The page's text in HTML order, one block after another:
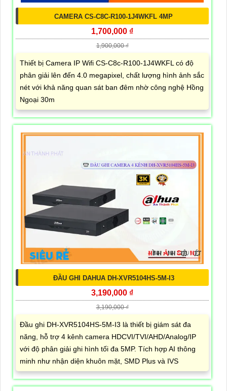
CAMERA CS-C8C-R100-1J4WKFL 4MP
1,700,000 ₫
1,900,000 ₫
Thiết bị Camera IP Wifi CS-C8c-R100-1J4WKFL có độ
phân giải lên đến 4.0 megapixel, chất lượng hình ảnh sắc
nét với khả năng quan sát ban đêm nhờ công nghệ Hồng
Ngoại 30m
ĐẦU GHI DAHUA DH-XVR5104HS-5M-I3
3,190,000 ₫
3,190,000 ₫
Đầu ghi DH-XVR5104HS-5M-I3 là thiết bị giám sát đa
năng, hỗ trợ 4 kênh camera HDCVI/TVI/AHD/Analog/IP
với độ phân giải ghi hình tối đa 5MP. Tích hợp AI thông
minh như nhận diện khuôn mặt, SMD Plus và IVS